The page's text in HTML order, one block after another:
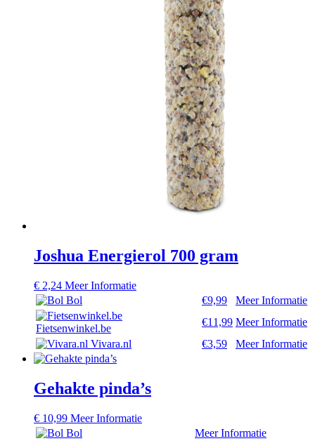
Joshua Energierol 700 gram
€ 2,24 Meer Informatie
Bol
€9,99 Meer Informatie
Fietsenwinkel.be
€11,99 Meer Informatie
Vivara.nl
€3,59 Meer Informatie
Gehakte pinda’s
€ 10,99 Meer Informatie
Bol
Meer Informatie